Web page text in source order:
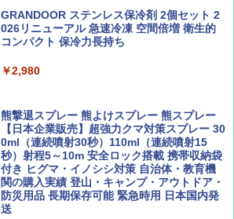
SOTO ミニマル"旅"財布 ランダム2種】
￥1,500
￥1,540
Coyote No.89 特集 星野道夫 夢見る旅
力的な町 2026～2027 地球の歩き方D アジア
￥2,079
球の歩き方A ヨーロッパ
￥2,479
地球の歩き方 スター・ウォーズ
PYKES PEAK (パイクスピーク) 着替えテン
ト プライバシー テント 【中が透けない】 1
ーチ ピクニック ポップアップテント 携帯 簡
￥4,980
ENDLESS BASE 《めざましテレビで紹介》
テント ワンタッチ RENEW 幅200 2-3人用 43
500002(88859)
￥5,999
GRANDOOR ステンレス保冷剤 2個セット 2
026リニューアル 急速冷凍 空間倍増 衛生的
コンパクト 保冷力長持ち
￥2,980
熊撃退スプレー 熊よけスプレー 熊スプレー
【日本企業販売】超強力クマ対策スプレー 30
0ml（連続噴射30秒）110ml（連続噴射15
秒）射程5～10m 安全ロック搭載 携帯収納袋
付き ヒグマ・イノシシ対策 自治体・教育機
関の購入実績 登山・キャンプ・アウトドア・
防災用品 長期保存可能 緊急時用 日本国内発
送